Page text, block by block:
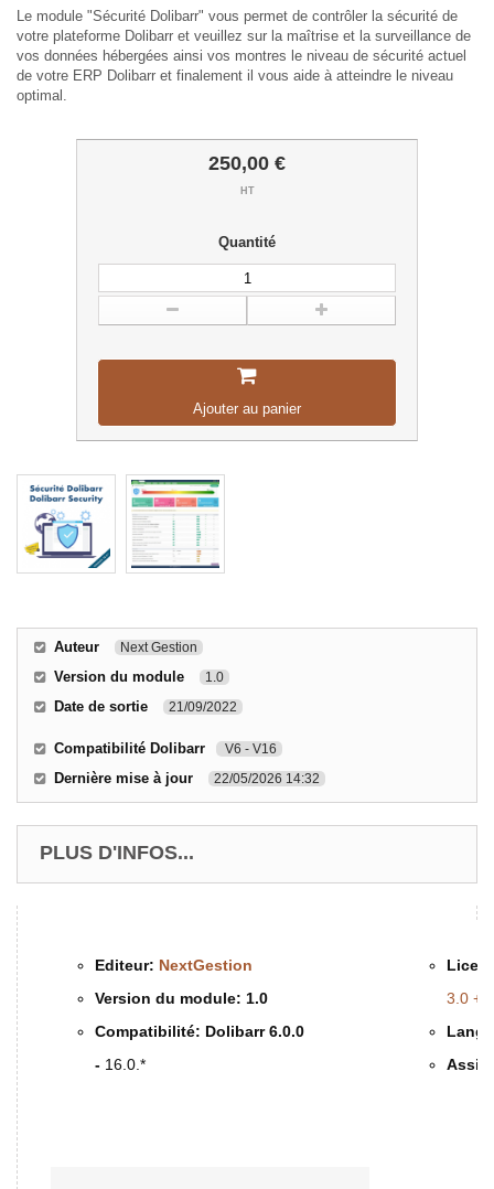
Le module "Sécurité Dolibarr" vous permet de contrôler la sécurité de
votre plateforme Dolibarr et veuillez sur la maîtrise et la surveillance de
vos données hébergées ainsi vos montres le niveau de sécurité actuel
de votre ERP Dolibarr et finalement il vous aide à atteindre le niveau
optimal.
250,00 €
HT
Quantité
Ajouter au panier
Auteur Next Gestion
Version du module 1.0
Date de sortie 21/09/2022
Compatibilité Dolibarr V6 - V16
Dernière mise à jour 22/05/2026 14:32
PLUS D'INFOS...
Editeur: NextGestion
Version du module: 1.0
Compatibilité: Dolibarr 6.0.0
- 16.0.*
3.0 +